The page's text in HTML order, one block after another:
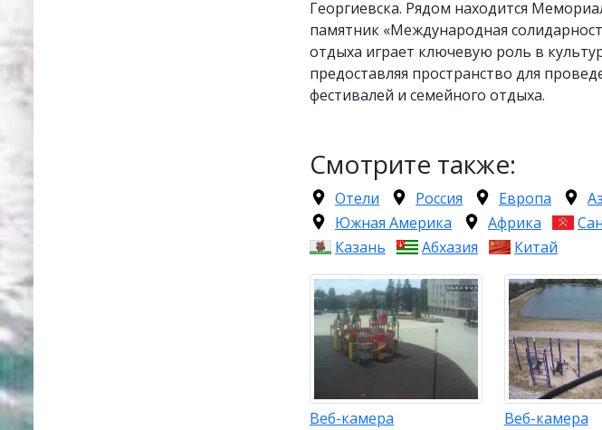
Георгиевска. Рядом находится
памятник «Международная
отдыха играет ключевую роль в
предоставляя пространство для
фестивалей и семейного отдыха.
Смотрите также:
Отели Россия Европа
Южная Америка
Африка
Казань
Абхазия Китай
Веб-камера Веб-камера